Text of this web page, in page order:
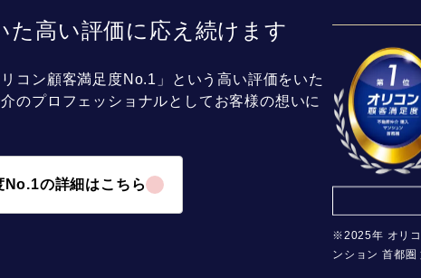
た高い評価に応え続けます
コン顧客満足度No.1」という高い評価をいた
のプロフェッショナルとしてお客様の想いに
No.1の詳細はこちら
※2025年 オリ
ンション 首都圏